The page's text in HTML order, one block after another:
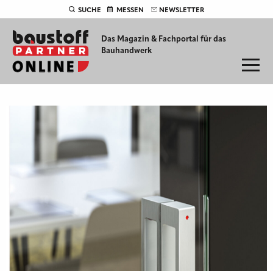
SUCHE MESSEN NEWSLETTER
Das Magazin & Fachportal für das
Bauhandwerk